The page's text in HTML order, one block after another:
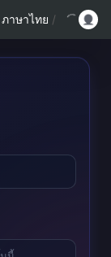
ภาษาไทย /